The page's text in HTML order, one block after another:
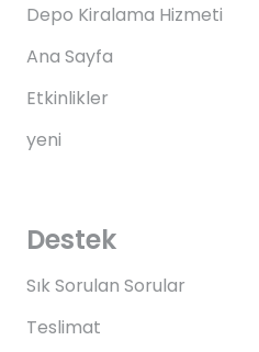
Depo Kiralama Hizmeti
Ana Sayfa
Etkinlikler
yeni
Destek
Sık Sorulan Sorular
Teslimat